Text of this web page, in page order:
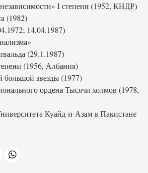
I степени (1952, КНДР)
(1982)
14.04.1987)
(29.1.1987)
(1956, Албания)
звезды (1977)
ордена Тысячи холмов (1978,
Куайд-и-Азам в Пакистане